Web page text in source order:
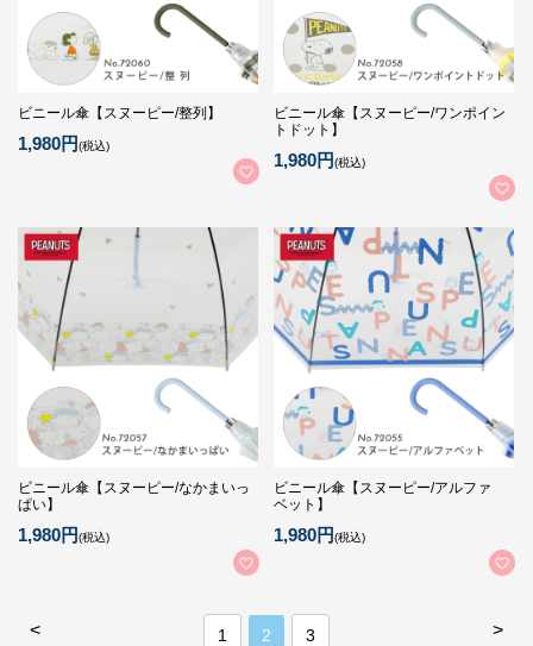
ビニール傘【スヌーピー/整列】
1,980円(税込)
ビニール傘【スヌーピー/ワンポイン
トドット】
1,980円(税込)
ビニール傘【スヌーピー/なかまいっ
ぱい】
1,980円(税込)
ビニール傘【スヌーピー/アルファ
ベット】
1,980円(税込)
< >
1 2 3